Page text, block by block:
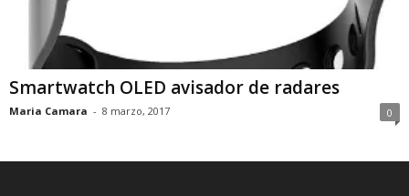
Smartwatch OLED avisador de radares
Maria Camara - 8 marzo, 2017 0